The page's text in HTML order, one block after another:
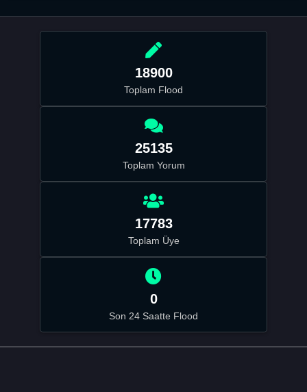
18900
Toplam Flood
25135
Toplam Yorum
17783
Toplam Üye
0
Son 24 Saatte Flood